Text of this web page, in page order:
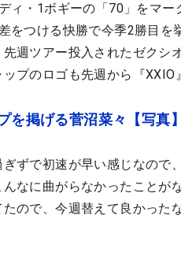
ィ・1ボギーの「70」をマ
をつける快勝で今季2勝目を
週ツアー投入されたゼクシ
プのロゴも先週から『XXIO
を掲げる菅沼菜々【写真】
ぎずで初速が早い感じなので
なに曲がらなかったことが
ので、今週替えて良かった